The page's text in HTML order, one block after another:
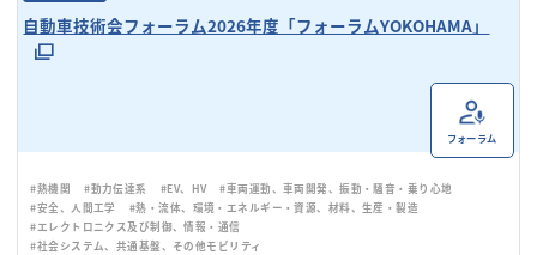
自動車技術会フォーラム2026年度「フォーラムYOKOHAMA」
フォーラム
#熱機関 #動力伝達系 #EV、HV
#車両運動、車両開発、振動・騒音・乗り心地
#安全、人間工学
#熱・流体、環境・エネルギー・資源、材料、生産・製造
#エレクトロニクス及び制御、情報・通信
#社会システム、共通基盤、その他モビリティ